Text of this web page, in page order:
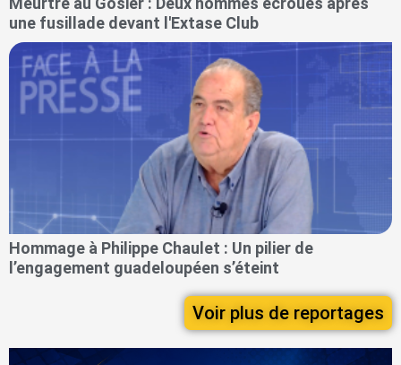
une fusillade devant l'Extase Club
Hommage à Philippe Chaulet : Un pilier de
l’engagement guadeloupéen s’éteint
Voir plus de reportages